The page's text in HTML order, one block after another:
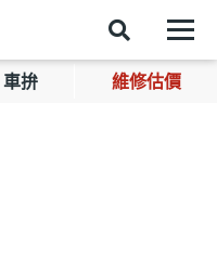
車拚 維修估價